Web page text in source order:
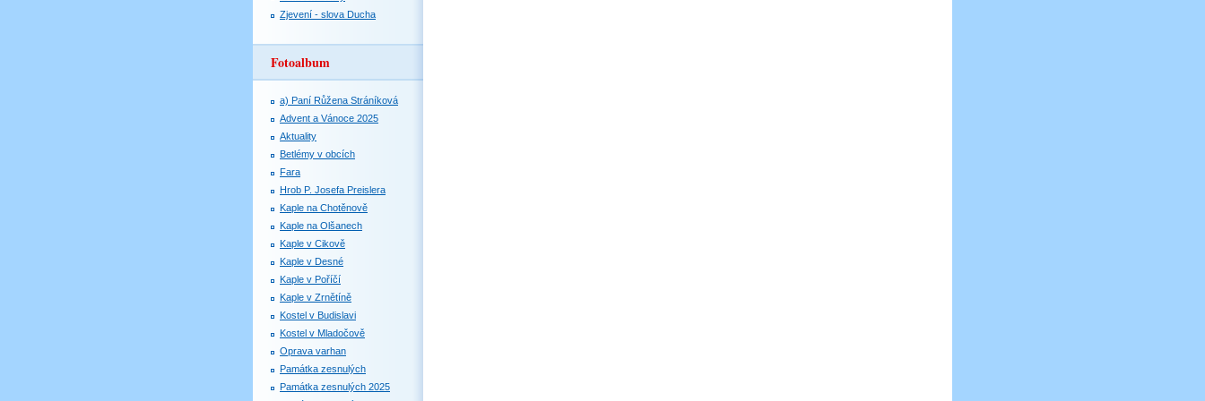
Zjevení - slova Ducha
Fotoalbum
a) Paní Růžena Stráníková
Advent a Vánoce 2025
Aktuality
Betlémy v obcích
Fara
Hrob P. Josefa Preislera
Kaple na Chotěnově
Kaple na Olšanech
Kaple v Cikově
Kaple v Desné
Kaple v Poříčí
Kaple v Zrnětíně
Kostel v Budislavi
Kostel v Mladočově
Oprava varhan
Památka zesnulých
Památka zesnulých 2025